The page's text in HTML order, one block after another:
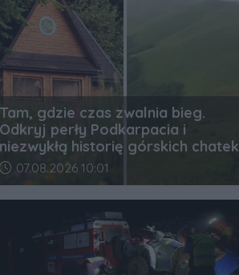
Tam, gdzie czas zwalnia bieg.
Odkryj perły Podkarpacia i
niezwykłą historię górskich chatek
Data dodania artykułu:
07.08.2026 10:01